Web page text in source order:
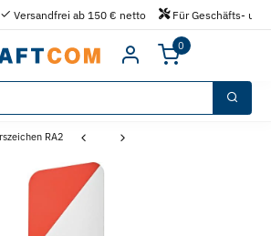
Versandfrei ab 150 € netto Für Geschäfts- und
0
RA2